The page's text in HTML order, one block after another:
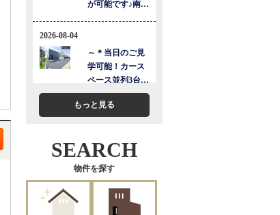
もっと見る
SEARCH
物件を探す